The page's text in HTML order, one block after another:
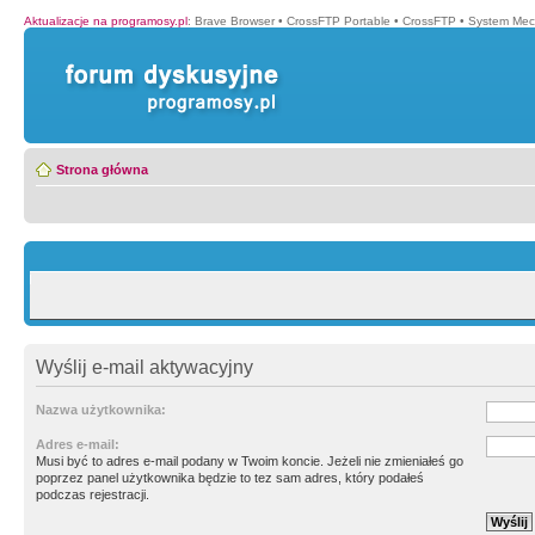
Aktualizacje na programosy.pl: Brave Browser • CrossFTP Portable • CrossFTP • System
Strona główna
Wyślij e-mail aktywacyjny
Nazwa użytkownika:
Adres e-mail:
Musi być to adres e-mail podany w Twoim koncie. Jeżeli nie zmieniałeś go
poprzez panel użytkownika będzie to tez sam adres, który podałeś
podczas rejestracji.